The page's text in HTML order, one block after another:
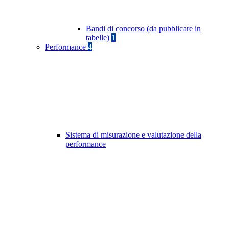
Bandi di concorso (da pubblicare in
tabelle) 1
Performance 4
Sistema di misurazione e valutazione della
performance